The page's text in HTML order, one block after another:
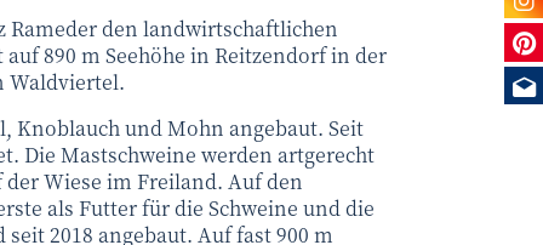
Rameder den landwirtschaftlichen
890 m Seehöhe in Reitzendorf in der
Waldviertel.
Knoblauch und Mohn angebaut. Seit
Die Mastschweine werden artgerecht
Wiese im Freiland. Auf den
als Futter für die Schweine und die
2018 angebaut. Auf fast 900 m